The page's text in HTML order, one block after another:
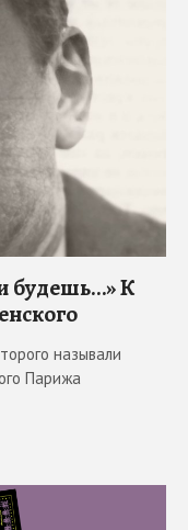
будешь…» К
называли
Парижа